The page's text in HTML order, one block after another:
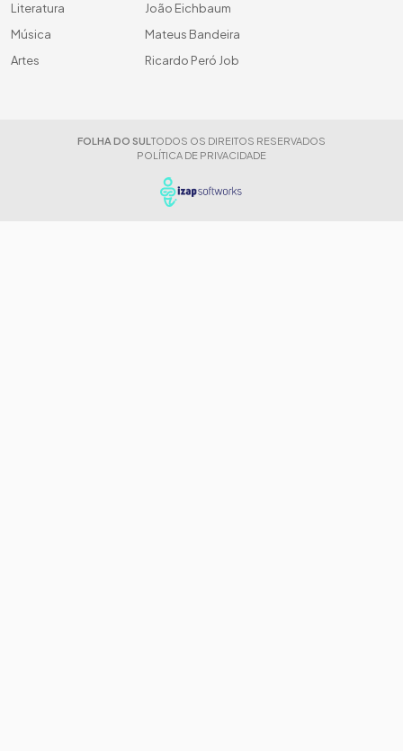
Literatura
Música
Artes
João Eichbaum
Mateus Bandeira
Ricardo Peró Job
FOLHA DO SUL TODOS OS DIREITOS RESERVADOS
POLÍTICA DE PRIVACIDADE